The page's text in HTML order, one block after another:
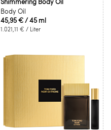
Body Oil
45,95 €/ 45 ml
1.021,11 € / Liter